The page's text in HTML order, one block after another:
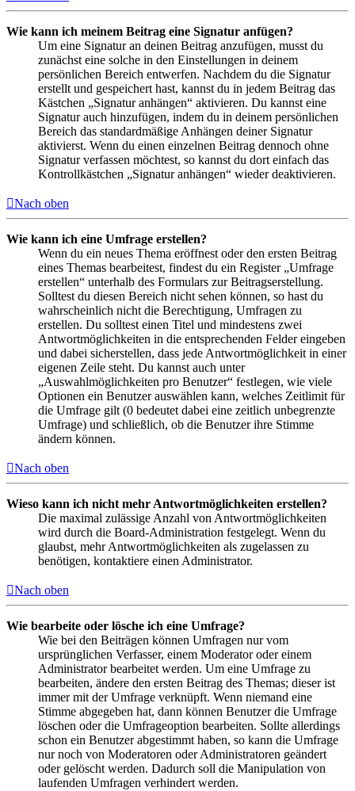
Wie kann ich meinem Beitrag eine Signatur anfügen?
Um eine Signatur an deinen Beitrag anzufügen, musst du
zunächst eine solche in den Einstellungen in deinem
persönlichen Bereich entwerfen. Nachdem du die Signatur
erstellt und gespeichert hast, kannst du in jedem Beitrag das
Kästchen „Signatur anhängen“ aktivieren. Du kannst eine
Signatur auch hinzufügen, indem du in deinem persönlichen
Bereich das standardmäßige Anhängen deiner Signatur
aktivierst. Wenn du einen einzelnen Beitrag dennoch ohne
Signatur verfassen möchtest, so kannst du dort einfach das
Kontrollkästchen „Signatur anhängen“ wieder deaktivieren.
Nach oben
Wie kann ich eine Umfrage erstellen?
Wenn du ein neues Thema eröffnest oder den ersten Beitrag
eines Themas bearbeitest, findest du ein Register „Umfrage
erstellen“ unterhalb des Formulars zur Beitragserstellung.
Solltest du diesen Bereich nicht sehen können, so hast du
wahrscheinlich nicht die Berechtigung, Umfragen zu
erstellen. Du solltest einen Titel und mindestens zwei
Antwortmöglichkeiten in die entsprechenden Felder eingeben
und dabei sicherstellen, dass jede Antwortmöglichkeit in einer
eigenen Zeile steht. Du kannst auch unter
„Auswahlmöglichkeiten pro Benutzer“ festlegen, wie viele
Optionen ein Benutzer auswählen kann, welches Zeitlimit für
die Umfrage gilt (0 bedeutet dabei eine zeitlich unbegrenzte
Umfrage) und schließlich, ob die Benutzer ihre Stimme
ändern können.
Nach oben
Wieso kann ich nicht mehr Antwortmöglichkeiten erstellen?
Die maximal zulässige Anzahl von Antwortmöglichkeiten
wird durch die Board-Administration festgelegt. Wenn du
glaubst, mehr Antwortmöglichkeiten als zugelassen zu
benötigen, kontaktiere einen Administrator.
Nach oben
Wie bearbeite oder lösche ich eine Umfrage?
Wie bei den Beiträgen können Umfragen nur vom
ursprünglichen Verfasser, einem Moderator oder einem
Administrator bearbeitet werden. Um eine Umfrage zu
bearbeiten, ändere den ersten Beitrag des Themas; dieser ist
immer mit der Umfrage verknüpft. Wenn niemand eine
Stimme abgegeben hat, dann können Benutzer die Umfrage
löschen oder die Umfrageoption bearbeiten. Sollte allerdings
schon ein Benutzer abgestimmt haben, so kann die Umfrage
nur noch von Moderatoren oder Administratoren geändert
oder gelöscht werden. Dadurch soll die Manipulation von
laufenden Umfragen verhindert werden.